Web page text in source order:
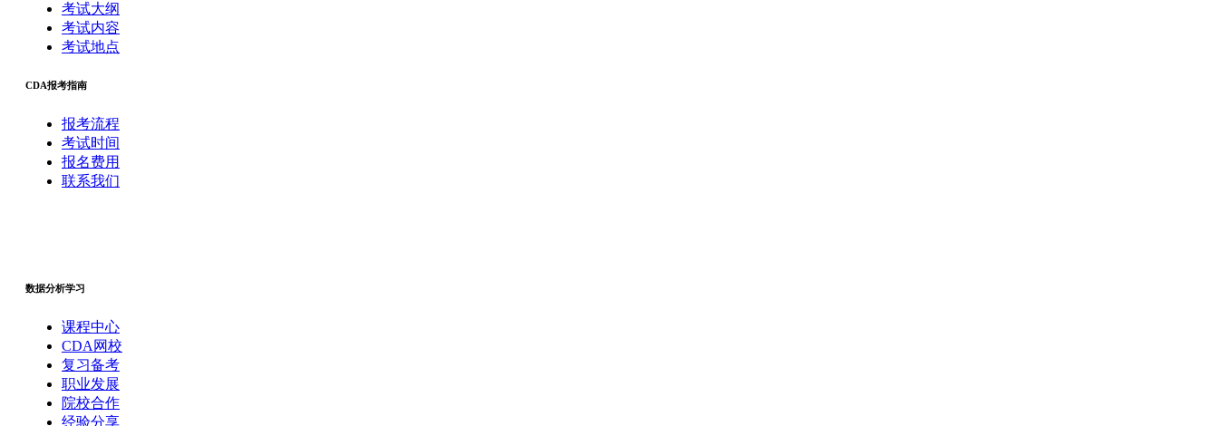
考试大纲
考试内容
考试地点
CDA报考指南
报考流程
考试时间
报名费用
联系我们
数据分析学习
课程中心
CDA网校
复习备考
职业发展
院校合作
经验分享